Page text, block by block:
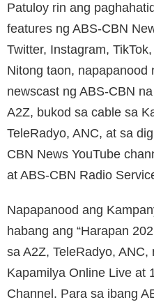
Patuloy rin ang
features ng ABS-CBN
Twitter, Instagram,
Nitong taon, napapanood
newscast ng ABS-CBN
A2Z, bukod sa cable sa
TeleRadyo, ANC, at sa
CBN News YouTube
at ABS-CBN Radio
Napapanood ang
habang ang “Harapan
sa A2Z, TeleRadyo,
Kapamilya Online Live at
Channel. Para sa ibang